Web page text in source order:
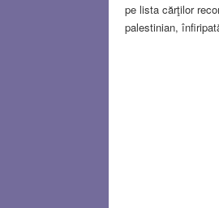
pe lista cărţilor
palestinian,